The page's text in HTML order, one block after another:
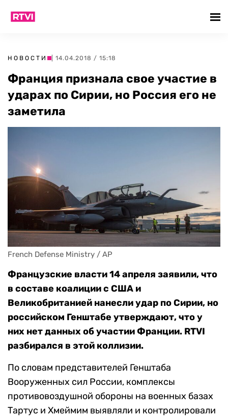
НОВОСТИ | 14.04.2018 / 15:18
Франция признала свое участие в
ударах по Сирии, но Россия его не
заметила
French Defense Ministry / AP
Французские власти 14 апреля заявили, что
в составе коалиции с США и
Великобританией нанесли удар по Сирии, но
российском Генштабе утверждают, что у
них нет данных об участии Франции. RTVI
разбирался в этой коллизии.
По словам представителей Генштаба
Вооруженных сил России, комплексы
противовоздушной обороны на военных базах
Тартус и Хмеймим выявляли и контролировали